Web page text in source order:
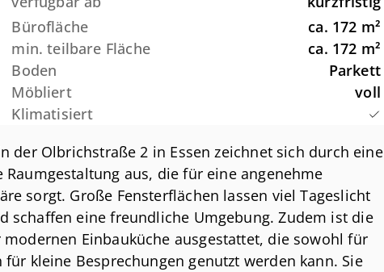
Bürofläche ca. 172 m²
min. teilbare Fläche
ca. 172 m²
Boden
Parkett
Möbliert
voll
Klimatisiert
der Olbrichstraße 2 in Essen zeichnet sich durch eine
aus, die für eine angenehme
sorgt. Große Fensterflächen lassen viel Tageslicht
schaffen eine freundliche Umgebung. Zudem ist die
modernen Einbauküche ausgestattet, die sowohl für
für kleine Besprechungen genutzt werden kann. Sie